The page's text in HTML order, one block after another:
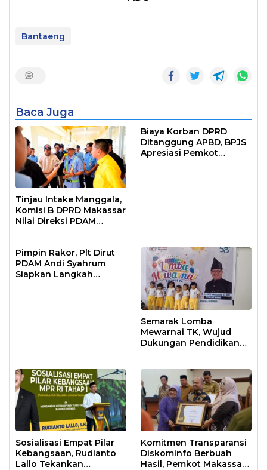
Bantaeng
Baca Juga
Tinjau Intake Manggala,
Komisi B DPRD Makassar
Nilai Direksi PDAM
Biaya Korban DPRD
Ditanggung APBD, BPJS
Apresiasi Pemkot
Pimpin Rakor, Plt Dirut
PDAM Andi Syahrum
Siapkan Langkah
Semarak Lomba
Mewarnai TK, Wujud
Dukungan Pendidikan
Sosialisasi Empat Pilar
Kebangsaan, Rudianto
Lallo Tekankan
Komitmen Transparansi
Diskominfo Berbuah
Hasil, Pemkot Makassar